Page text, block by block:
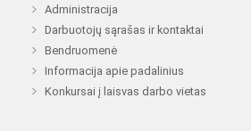
Administracija
Darbuotojų sąrašas ir kontaktai
Bendruomenė
Informacija apie padalinius
Konkursai į laisvas darbo vietas